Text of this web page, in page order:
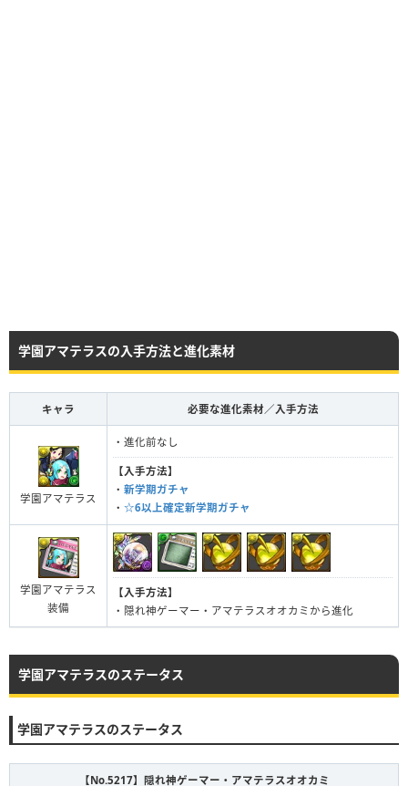
学園アマテラスの入手方法と進化素材
キャラ 必要な進化素材／入手方法
学園アマテラス
・進化前なし
【入手方法】
・ 新学期ガチャ
・ ☆6以上確定新学期ガチャ
学園アマテラス
装備
【入手方法】
・隠れ神ゲーマー・アマテラスオオカミから進化
学園アマテラスのステータス
学園アマテラスのステータス
【No.5217】隠れ神ゲーマー・アマテラスオオカミ